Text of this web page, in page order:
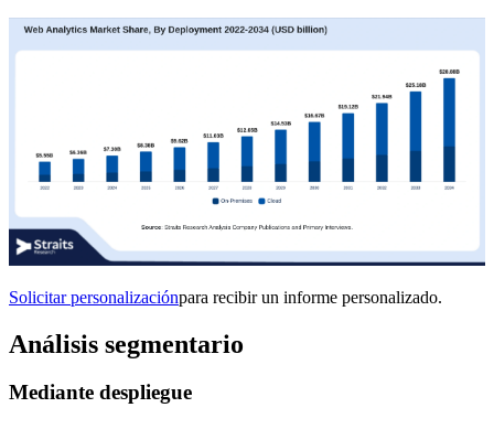
Solicitar personalizaciónpara recibir un informe personalizado.
Análisis segmentario
Mediante despliegue